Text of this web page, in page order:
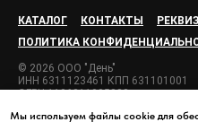
Мы используем файлы cookie для
КАТАЛОГ КОНТАКТЫ
ПОЛИТИКА
© 2026 ООО "День"
ИНН 6311123461 КПП 631101001
ОГРН 1106311005888